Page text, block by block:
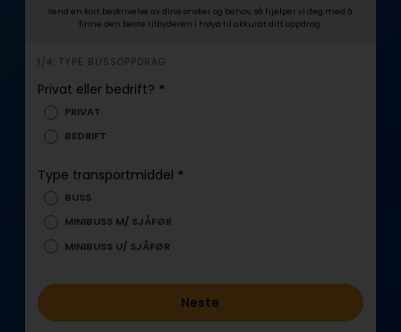
Send en kort beskrivelse av dine ønsker og behov, så hjelper vi deg med å
finne den beste tilbyderen i Frøya til akkurat ditt oppdrag.
i
n
o
d
1/4: TYPE BUSSOPPDRAG
Privat eller bedrift? *
PRIVAT
BEDRIFT
Type transportmiddel *
BUSS
MINIBUSS M/ SJÅFØR
MINIBUSS U/ SJÅFØR
Neste